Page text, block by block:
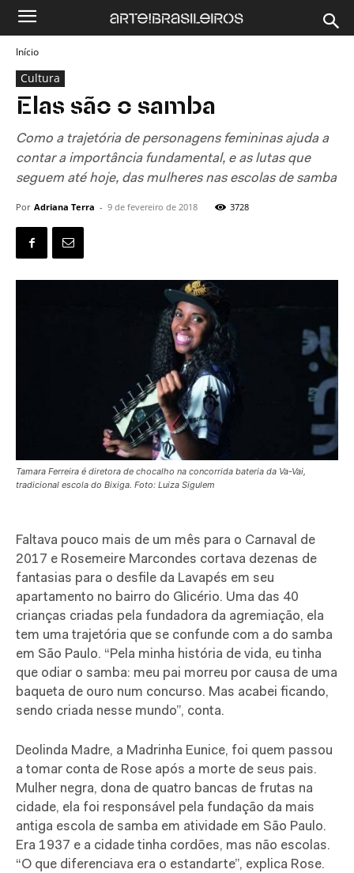
Início
Cultura
Elas são o samba
Como a trajetória de personagens femininas ajuda a
contar a importância fundamental, e as lutas que
seguem até hoje, das mulheres nas escolas de samba
Por Adriana Terra - 9 de fevereiro de 2018 3728
Tamara Ferreira é diretora de chocalho na concorrida bateria da Va-Vai,
tradicional escola do Bixiga. Foto: Luiza Sigulem
Faltava pouco mais de um mês para o Carnaval de
2017 e Rosemeire Marcondes cortava dezenas de
fantasias para o desfile da Lavapés em seu
apartamento no bairro do Glicério. Uma das 40
crianças criadas pela fundadora da agremiação, ela
tem uma trajetória que se confunde com a do samba
em São Paulo. “Pela minha história de vida, eu tinha
que odiar o samba: meu pai morreu por causa de uma
baqueta de ouro num concurso. Mas acabei ficando,
sendo criada nesse mundo”, conta.
Deolinda Madre, a Madrinha Eunice, foi quem passou
a tomar conta de Rose após a morte de seus pais.
Mulher negra, dona de quatro bancas de frutas na
cidade, ela foi responsável pela fundação da mais
antiga escola de samba em atividade em São Paulo.
Era 1937 e a cidade tinha cordões, mas não escolas.
“O que diferenciava era o estandarte”, explica Rose.